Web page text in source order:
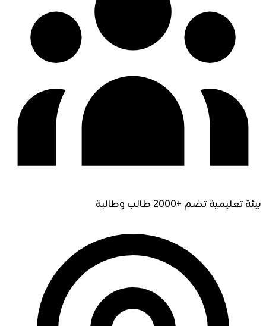
بيئة تعليمية تضم +2000 طالب وطالبة